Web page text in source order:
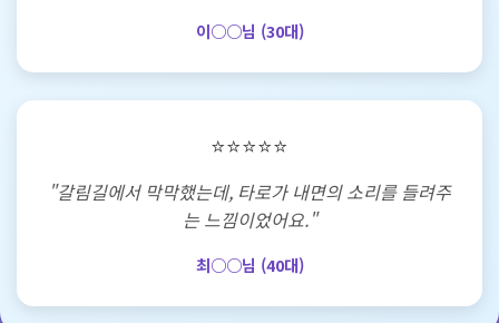
이○○님 (30대)
⭐⭐⭐⭐⭐
"갈림길에서 막막했는데, 타로가 내면의 소리를 들려주
는 느낌이었어요."
최○○님 (40대)